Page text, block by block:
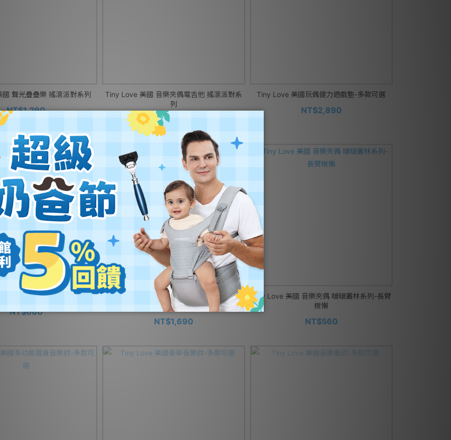
聲光疊疊樂 搖滾派對系列
NT$1,290
Tiny Love 美國 音樂夾偶電吉他 搖滾派對系
列
NT$660
Tiny Love 美國玩偶健力遊戲墊-多款可選
NT$2,890
美國雙面布書-多款可選
NT$660
Tiny Love 美國金字塔安撫投影音樂鈴-啵啵
叢林
NT$1,690
Tiny Love 美國 音樂夾偶 啵啵叢林系列-長臂
樹懶
NT$560